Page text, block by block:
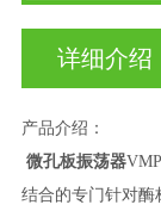
详细介绍
产品介绍：
微孔板振荡器
结合的专门针对酶